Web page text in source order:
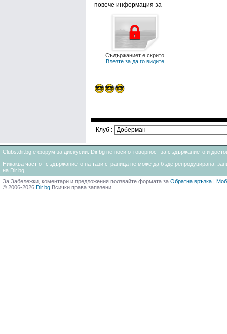
повече информация за
Съдържаниет е скрито
Влезте за да го видите
Клуб :
Clubs.dir.bg е форум за дискусии. Dir.bg не носи отговорност за съдържанието и
Никаква част от съдържанието на тази страница не може да бъде репродуцирана,
на Dir.bg
За Забележки, коментари и предложения ползвайте формата за Обратна връзка |
© 2006-2026 Dir.bg Всички права запазени.